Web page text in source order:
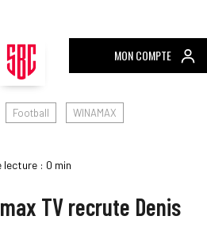
MON COMPTE
Football WINAMAX
lecture : 0 min
TV recrute Denis